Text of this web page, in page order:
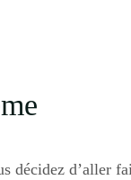
décidez d’aller